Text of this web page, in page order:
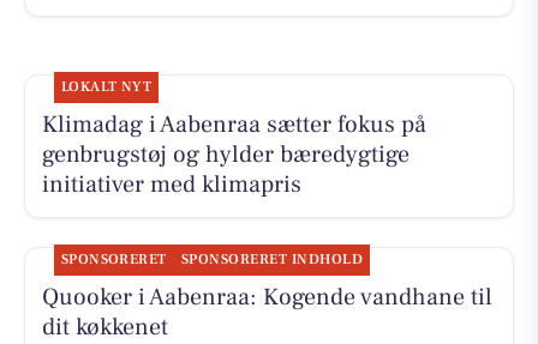
LOKALT NYT
Klimadag i Aabenraa sætter fokus på
genbrugstøj og hylder bæredygtige
initiativer med klimapris
SPONSORERET SPONSORERET INDHOLD
Quooker i Aabenraa: Kogende vandhane til
dit køkkenet